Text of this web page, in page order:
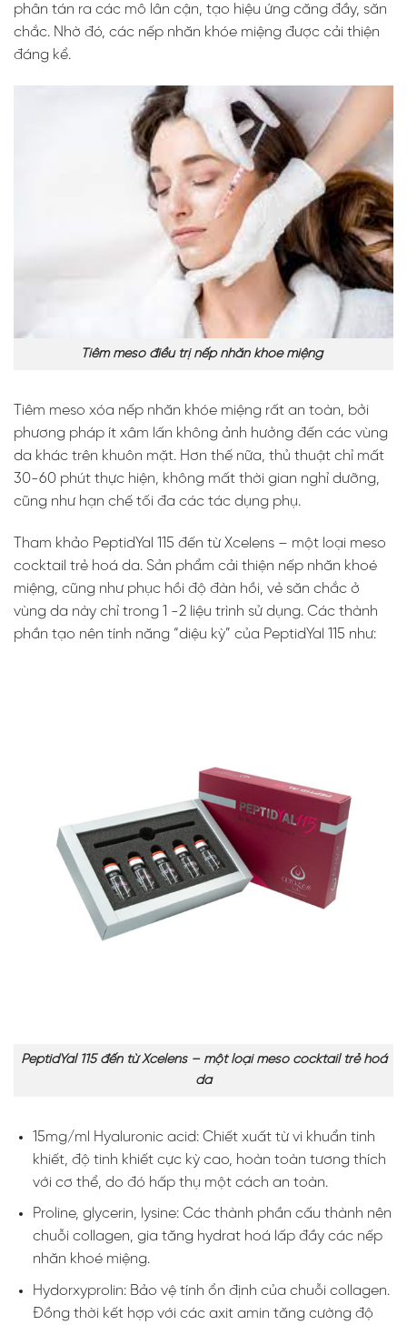
phân tán ra các mô lân cận, tạo hiệu ứng căng đầy, săn
chắc. Nhờ đó, các nếp nhăn khóe miệng được cải thiện
đáng kể.
Tiêm meso điều trị nếp nhăn khóe miệng
Tiêm meso xóa nếp nhăn khóe miệng rất an toàn, bởi
phương pháp ít xâm lấn không ảnh hưởng đến các vùng
da khác trên khuôn mặt. Hơn thế nữa, thủ thuật chỉ mất
30-60 phút thực hiện, không mất thời gian nghỉ dưỡng,
cũng như hạn chế tối đa các tác dụng phụ.
Tham khảo PeptidYal 115 đến từ Xcelens – một loại meso
cocktail trẻ hoá da. Sản phẩm cải thiện nếp nhăn khoé
miệng, cũng như phục hồi độ đàn hồi, vẻ săn chắc ở
vùng da này chỉ trong 1 -2 liệu trình sử dụng. Các thành
phần tạo nên tính năng “diệu kỳ” của PeptidYal 115 như:
PeptidYal 115 đến từ Xcelens – một loại meso cocktail trẻ hoá
da
15mg/ml Hyaluronic acid: Chiết xuất từ vi khuẩn tinh
khiết, độ tinh khiết cực kỳ cao, hoàn toàn tương thích
với cơ thể, do đó hấp thụ một cách an toàn.
Proline, glycerin, lysine: Các thành phần cấu thành nên
chuỗi collagen, gia tăng hydrat hoá lấp đầy các nếp
nhăn khoé miệng.
Hydorxyprolin: Bảo vệ tính ổn định của chuỗi collagen.
Đồng thời kết hợp với các axit amin tăng cường độ